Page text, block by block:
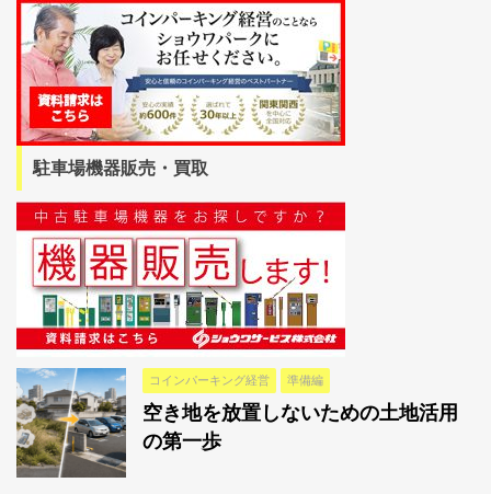
駐車場機器販売・買取
コインパーキング経営 準備編
空き地を放置しないための土地活用
の第一歩